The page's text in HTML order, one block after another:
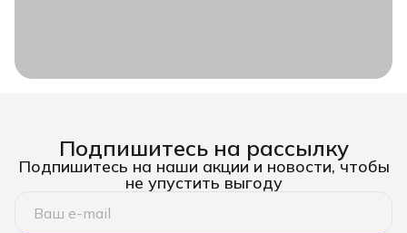
Подпишитесь на рассылку
Подпишитесь на наши акции и новости, чтобы
не упустить выгоду